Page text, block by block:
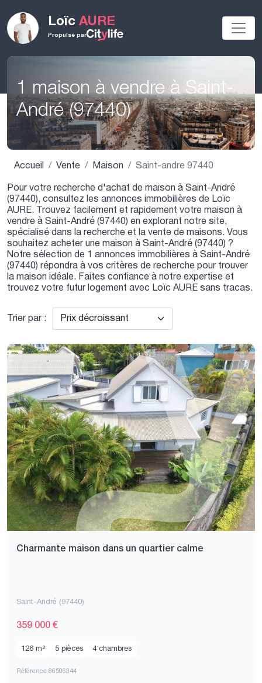
LoïcAURE
Propulsé par
1 maison à vendre à Saint-
André (97440)
Accueil Vente Maison
Saint-andre 97440
Pour votre recherche d'achat de maison à Saint-André
(97440), consultez les annonces immobilières de Loïc
AURE. Trouvez facilement et rapidement votre maison à
vendre à Saint-André (97440) en explorant notre site,
spécialisé dans la recherche et la vente de maisons. Vous
souhaitez acheter une maison à Saint-André (97440) ?
Notre sélection de 1 annonces immobilières à Saint-André
(97440) répondra à vos critères de recherche pour trouver
la maison idéale. Faites confiance à notre expertise et
trouvez votre futur logement avec Loïc AURE sans tracas.
Trier par :
Charmante maison dans un quartier calme
Saint-André (97440)
359 000 €
126 m² 5 pièces 4 chambres
Référence 86506344